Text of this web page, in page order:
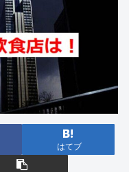
はてブ